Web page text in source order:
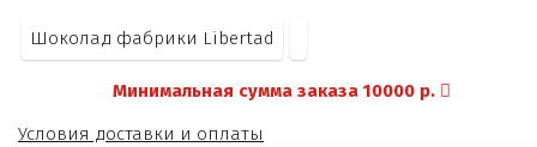
Шоколад фабрики Libertad
Минимальная сумма заказа 10000 р.
Условия доставки и оплаты